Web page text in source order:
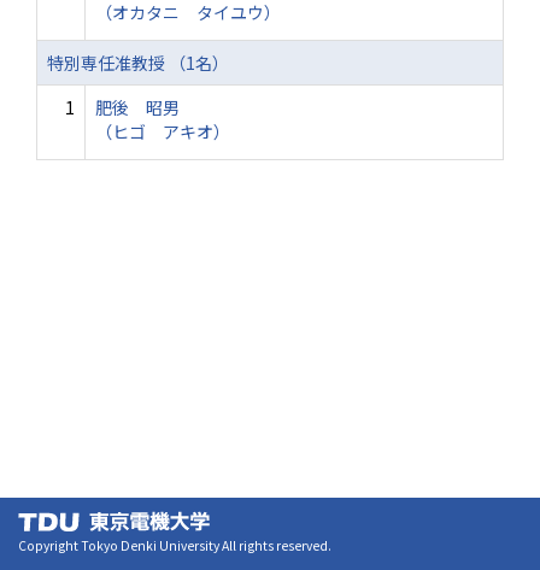
（オカタニ タイユウ）
特別専任准教授 （1名）
1
肥後 昭男
（ヒゴ アキオ）
Copyright Tokyo Denki University All rights reserved.